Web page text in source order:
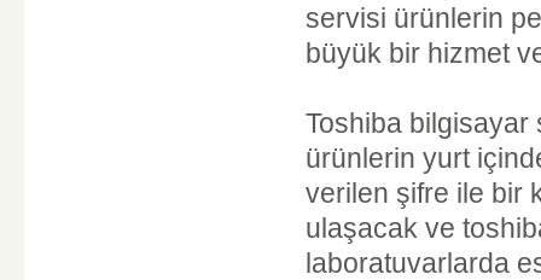
servisi ürünlerin
büyük bir hizmet
Toshiba
ürünlerin yurt
verilen şifre ile bir
ulaşacak ve
laboratuvarlarda